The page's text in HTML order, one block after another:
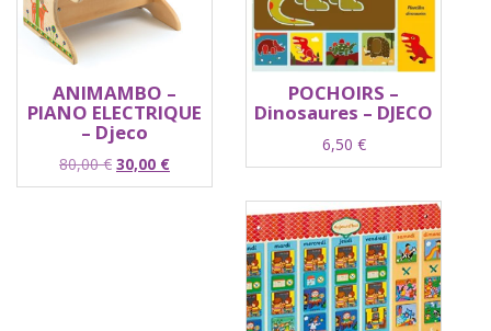
ANIMAMBO –
PIANO ELECTRIQUE
– Djeco
80,00€ Le
prix
30,00 €Le
prix
POCHOIRS –
Dinosaures – DJECO
6,50 €